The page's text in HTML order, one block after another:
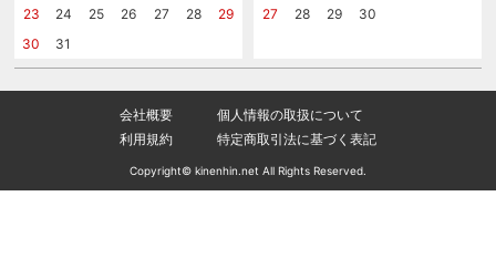
23
24 25 26 27 28
29
30
31
27
28 29 30
会社概要
個人情報の取扱について
利用規約
特定商取引法に基づく表記
Copyright© kinenhin.net All Rights Reserved.